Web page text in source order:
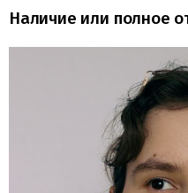
Наличие или полное